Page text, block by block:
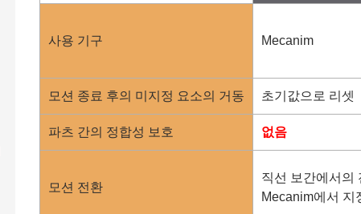
사용 기구 Mecanim
모션 종료 후의 미지정 요소의 거동 초기값으로 리셋
파츠 간의 정합성 보호 없음
모션 전환
직선 보간에서의
Mecanim에서 지